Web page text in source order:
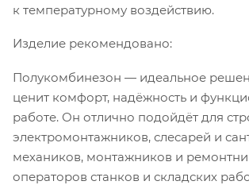
к температурному воздействию.
Изделие рекомендовано:
Полукомбинезон — идеальное
ценит комфорт, надёжность и
работе. Он отлично подойдёт для
электромонтажников, слесарей и
механиков, монтажников и
операторов станков и складских